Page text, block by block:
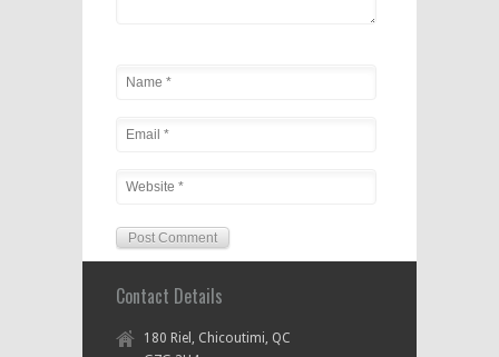
Contact Details
180 Riel, Chicoutimi, QC